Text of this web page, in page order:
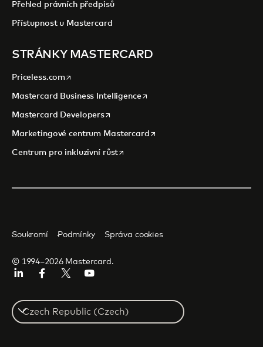
Přehled právních předpisů
Přístupnost u Mastercard
STRÁNKY MASTERCARD
Priceless.comopens in a new tab
Mastercard Business Intelligenceopens in a new tab
Mastercard Developersopens in a new tab
Marketingové centrum Mastercardopens in a new tab
Centrum pro inkluzivní růstopens in a new tab
© 1994–2026 Mastercard.
Soukromí Podmínky Správa cookies
Select
a
country